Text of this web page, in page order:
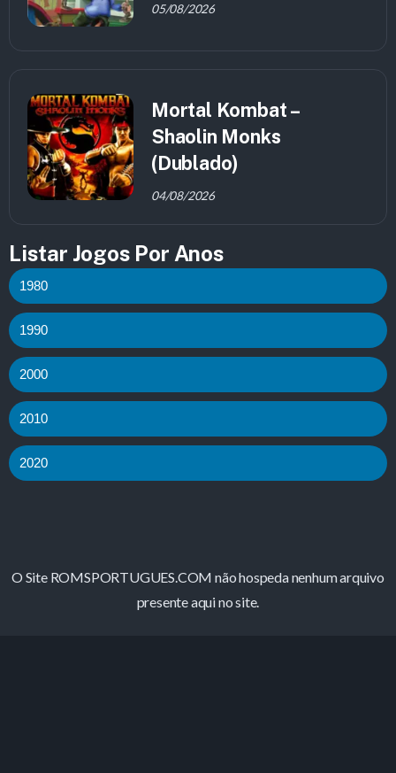
05/08/2026
Mortal Kombat –
Shaolin Monks
(Dublado)
04/08/2026
Listar Jogos Por Anos
1980
1990
2000
2010
2020
O Site ROMSPORTUGUES.COM não hospeda nenhum arquivo
presente aqui no site.